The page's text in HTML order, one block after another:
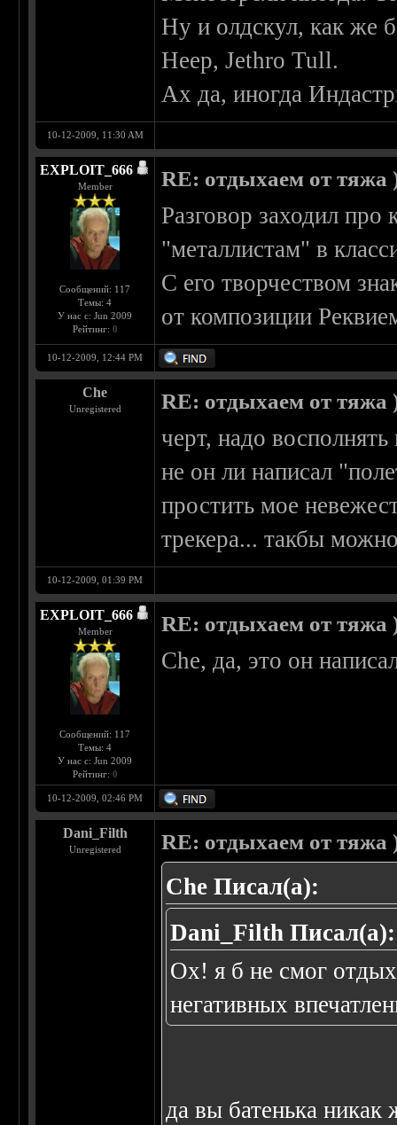
Ну и олдскул, как же
Heep, Jethro Tull.
Ах да, иногда
10-12-2009, 11:30 AM
EXPLOIT_666
Member
Сообщений: 117
Темы: 4
У нас с: Jun 2009
Рейтинг: 0
RE: отдыхаем от тяжа
Разговор заходил про
"металлистам" в
С его творчеством
от композиции
10-12-2009, 12:44 PM
Che
Unregistered RE: отдыхаем от тяжа
черт, надо
не он ли написал
простить мое
трекера... такбы
10-12-2009, 01:39 PM
EXPLOIT_666
Member
Сообщений: 117
Темы: 4
У нас с: Jun 2009
Рейтинг: 0
RE: отдыхаем от тяжа
Che, да, это он
10-12-2009, 02:46 PM
Dani_Filth
Unregistered RE: отдыхаем от тяжа
Che Писал(а):
Dani_Filth Писал(а):
Ох! я б не смог
негативных
да вы батенька